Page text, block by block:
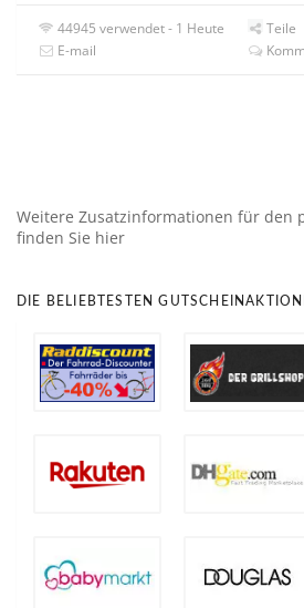
44945 verwendet - 1 Heute
Teile
E-mail
Weitere Zusatzinformationen für den
finden Sie hier
DIE BELIEBTESTEN